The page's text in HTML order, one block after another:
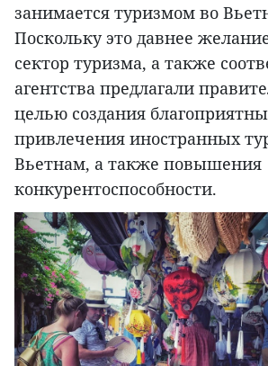
занимается туризмом во
Поскольку это давнее
сектор туризма, а также
агентства предлагали
целью создания
привлечения иностранных
Вьетнам, а также повышения
конкурентоспособности.